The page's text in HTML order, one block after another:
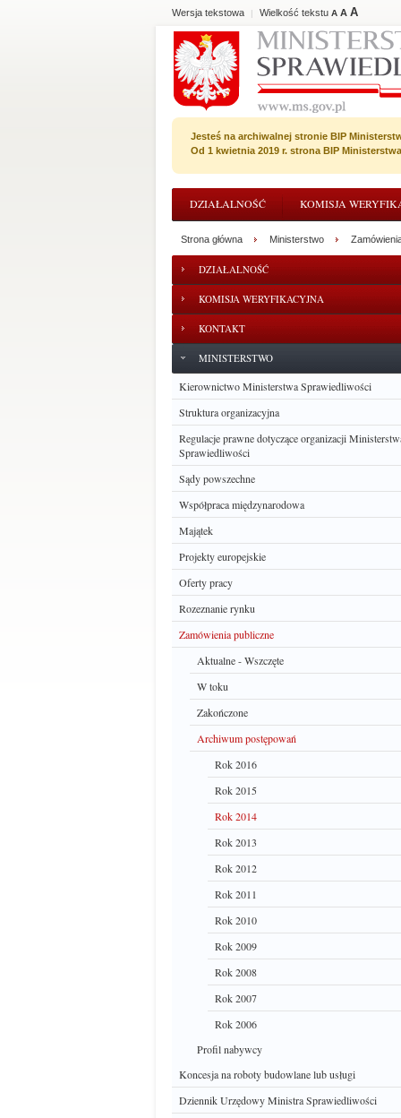
Wersja tekstowa | Wielkość tekstu A A A
Jesteś na archiwalnej stronie BIP
Od 1 kwietnia 2019 r. strona BIP
DZIAŁALNOŚĆ KOMISJA
DZIAŁALNOŚĆ
KOMISJA WERYFIKACYJNA
KONTAKT
MINISTERSTWO
Kierownictwo Ministerstwa Sprawiedliwości
Struktura organizacyjna
Regulacje prawne dotyczące organizacji
Sprawiedliwości
Sądy powszechne
Współpraca międzynarodowa
Majątek
Projekty europejskie
Oferty pracy
Rozeznanie rynku
Zamówienia publiczne
Aktualne - Wszczęte
W toku
Zakończone
Archiwum postępowań
Rok 2016
Rok 2015
Rok 2014
Rok 2013
Rok 2012
Rok 2011
Rok 2010
Rok 2009
Rok 2008
Rok 2007
Rok 2006
Profil nabywcy
Koncesja na roboty budowlane lub usługi
Dziennik Urzędowy Ministra Sprawiedliwości
Strona główna Ministerstwo